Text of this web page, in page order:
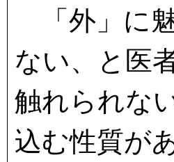
「外」に
ない、と医
触れられな
込む性質が